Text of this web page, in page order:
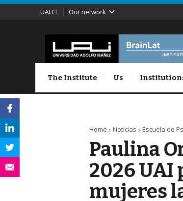
UAI.CL Our network
The Institute Us
Home Noticias Escuela de
Paulina
2026 UAI
mujeres